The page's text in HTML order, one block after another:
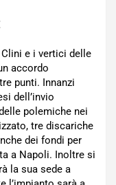
e i vertici delle
accordo
punti. Innanzi
dell’invio
polemiche nei
tre discariche
dei fondi per
a Napoli. Inoltre si
la sua sede a